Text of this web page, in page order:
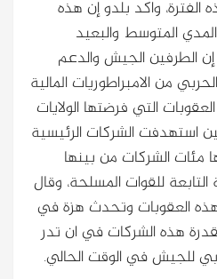
واكد بلدو إن هذه
المتوسط والبعيد
إن الطرفين الجيش والدعم
من الامبراطوريات المالية
التي فرضتها الولايات
استهدفت الشركات الرئيسية
مئات الشركات من بينها
للقوات المسلحة، وقال
هذه العقوبات وتحدث هزة في
هذه الشركات في ان تدر
للجيش في الوقت الحالي.